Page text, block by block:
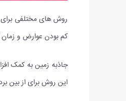
روش های مختلفی برای
کم بودن عوارض و زمان
جاذبه زمین به کمک
این روش برای از بین